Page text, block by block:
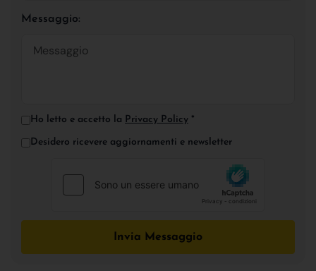
Messaggio:
Ho letto e accetto la Privacy Policy *
Desidero ricevere aggiornamenti e newsletter
Invia Messaggio